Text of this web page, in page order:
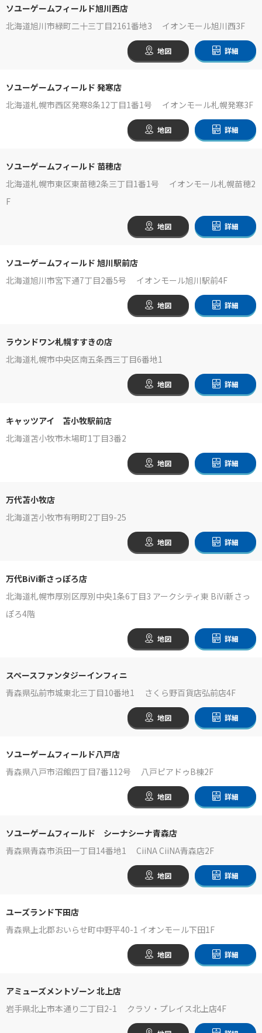
ソユーゲームフィールド旭川西店
北海道旭川市緑町二十三丁目2161番地3 イオンモール旭川西3F
地図 詳細
ソユーゲームフィールド 発寒店
北海道札幌市西区発寒8条12丁目1番1号 イオンモール札幌発寒3F
地図 詳細
ソユーゲームフィールド 苗穂店
北海道札幌市東区東苗穂2条三丁目1番1号 イオンモール札幌苗穂2
F
地図 詳細
ソユーゲームフィールド 旭川駅前店
北海道旭川市宮下通7丁目2番5号 イオンモール旭川駅前4F
地図 詳細
ラウンドワン札幌すすきの店
北海道札幌市中央区南五条西三丁目6番地1
地図 詳細
キャッツアイ 苫小牧駅前店
北海道苫小牧市木場町1丁目3番2
地図 詳細
万代苫小牧店
北海道苫小牧市有明町2丁目9-25
地図 詳細
万代BiVi新さっぽろ店
北海道札幌市厚別区厚別中央1条6丁目3 アークシティ東 BiVi新さっ
ぽろ4階
地図 詳細
スペースファンタジーインフィニ
青森県弘前市城東北三丁目10番地1 さくら野百貨店弘前店4F
地図 詳細
ソユーゲームフィールド八戸店
青森県八戸市沼館四丁目7番112号 八戸ピアドゥB棟2F
地図 詳細
ソユーゲームフィールド シーナシーナ青森店
青森県青森市浜田一丁目14番地1 CiiNA CiiNA青森店2F
地図 詳細
ユーズランド下田店
青森県上北郡おいらせ町中野平40-1 イオンモール下田1F
地図 詳細
アミューズメントゾーン 北上店
岩手県北上市本通り二丁目2-1 クラソ・プレイス北上店4F